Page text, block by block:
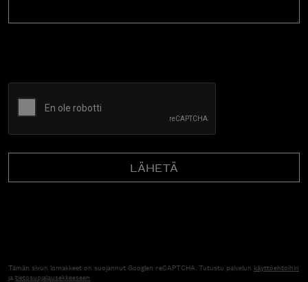
Tämän sivun lomakkeet on suojannut Googlen reCAPTCHA. Tutustu palvelun käyttöehtoihin
jatietosuojalausekkeeseen